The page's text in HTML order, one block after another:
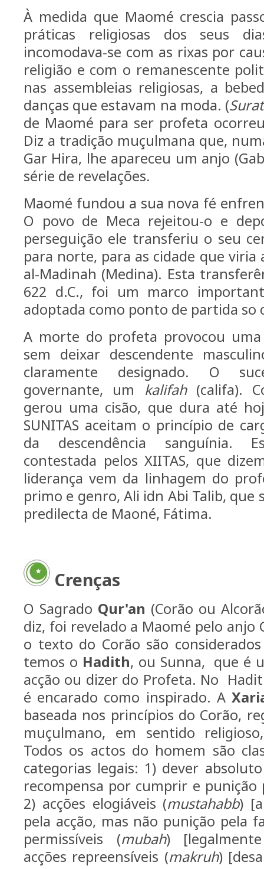
À medida que Maomé crescia
práticas religiosas dos seus
incomodava-se com as rixas por
religião e com o remanescente
nas assembleias religiosas, a
danças que estavam na moda. (
de Maomé para ser profeta
Diz a tradição muçulmana que,
Gar Hira, lhe apareceu um anjo
série de revelações.
Maomé fundou a sua nova fé
O povo de Meca rejeitou-o e
perseguição ele transferiu o seu
para norte, para as cidade que viria
al-Madinah (Medina). Esta
622 d.C., foi um marco
adoptada como ponto de partida so
A morte do profeta provocou
sem deixar descendente
claramente designado. O
governante, um kalifah(califa).
gerou uma cisão, que dura até
SUNITAS aceitam o princípio de
da descendência sanguínia.
contestada pelos XIITAS, que
liderança vem da linhagem do
primo e genro, Ali idn Abi Talib, que
predilecta de Maoné, Fátima.
Crenças
O Sagrado Qur'an (Corão ou
diz, foi revelado a Maomé pelo anjo
o texto do Corão são
temos o Hadith, ou Sunna, que é
acção ou dizer do Profeta. No
é encarado como inspirado. A
baseada nos princípios do Corão,
muçulmano, em sentido
Todos os actos do homem são
categorias legais: 1) dever
recompensa por cumprir e
2) acções elogiáveis (mustahabb)
pela acção, mas não punição pela
permissíveis (mubah)
acções repreensíveis (makruh)